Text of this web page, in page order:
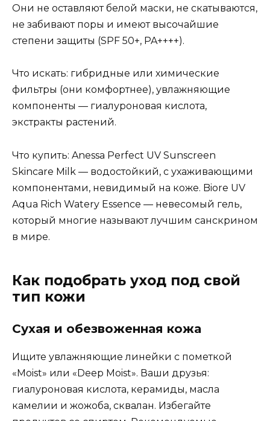
Они не оставляют белой маски, не скатываются,
не забивают поры и имеют высочайшие
степени защиты (SPF 50+, PA++++).
Что искать: гибридные или химические
фильтры (они комфортнее), увлажняющие
компоненты — гиалуроновая кислота,
экстракты растений.
Что купить: Anessa Perfect UV Sunscreen
Skincare Milk — водостойкий, с ухаживающими
компонентами, невидимый на коже. Biore UV
Aqua Rich Watery Essence — невесомый гель,
который многие называют лучшим санскрином
в мире.
Как подобрать уход под свой
тип кожи
Сухая и обезвоженная кожа
Ищите увлажняющие линейки с пометкой
«Moist» или «Deep Moist». Ваши друзья:
гиалуроновая кислота, керамиды, масла
камелии и жожоба, сквалан. Избегайте